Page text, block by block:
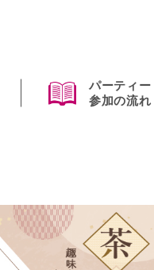
パーティー
参加の流れ